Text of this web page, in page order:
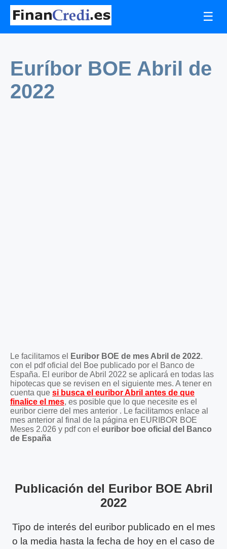
☰
Euríbor BOE Abril de
2022
Le facilitamos el Euribor BOE de mes Abril de 2022.
con el pdf oficial del Boe publicado por el Banco de
España. El euribor de Abril 2022 se aplicará en todas las
hipotecas que se revisen en el siguiente mes. A tener en
cuenta que si busca el euribor Abril antes de que
finalice el mes, es posible que lo que necesite es el
euribor cierre del mes anterior . Le facilitamos enlace al
mes anterior al final de la página en EURIBOR BOE
Meses 2.026 y pdf con el euribor boe oficial del Banco
de España
Publicación del Euribor BOE Abril
2022
Tipo de interés del euribor publicado en el mes
o la media hasta la fecha de hoy en el caso de